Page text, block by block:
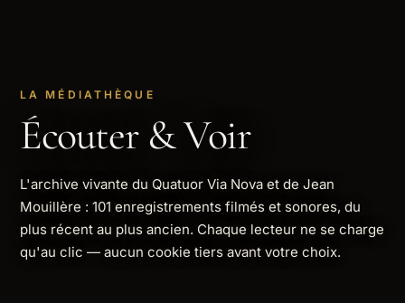
LA MÉDIATHÈQUE
Écouter & Voir
L'archive vivante du Quatuor Via Nova et de Jean
Mouillère : 101 enregistrements filmés et sonores, du
plus récent au plus ancien. Chaque lecteur ne se charge
qu'au clic — aucun cookie tiers avant votre choix.